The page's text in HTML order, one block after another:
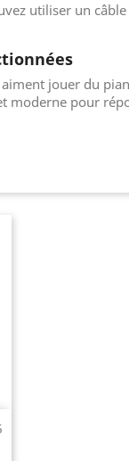
utiliser un
jouer du
moderne pour